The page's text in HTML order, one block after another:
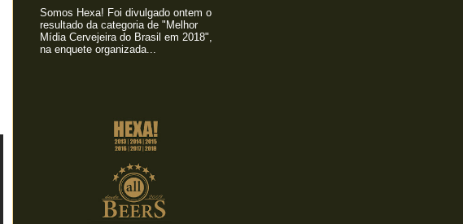
Somos Hexa! Foi divulgado ontem o
resultado da categoria de "Melhor
Mídia Cervejeira do Brasil em 2018",
na enquete organizada...